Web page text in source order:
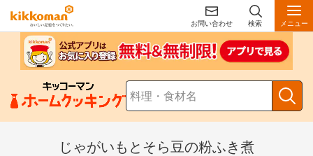
お問い合わせ 検索 メニュー
じゃがいもとそら豆の粉ふき煮